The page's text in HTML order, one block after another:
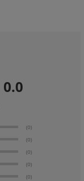
0.0
(0)
(0)
(0)
(0)
(0)